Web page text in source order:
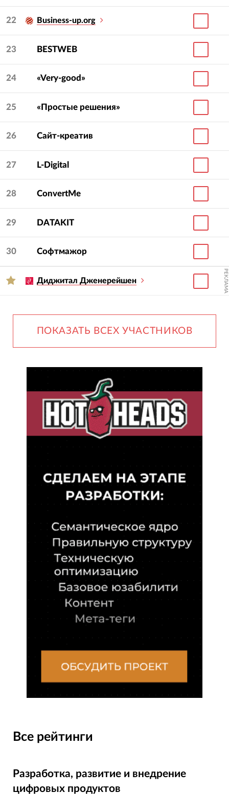
22 Business-up.org
23 BESTWEB
24 «Very-good»
25 «Простые решения»
26 Сайт-креатив
27 L-Digital
28 ConvertMe
29 DATAKIT
30 Софтмажор
Диджитал Дженерейшен РЕКЛАМА
ПОКАЗАТЬ ВСЕХ УЧАСТНИКОВ
Все рейтинги
Разработка, развитие и внедрение
цифровых продуктов